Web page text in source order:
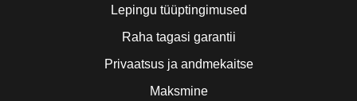
Lepingu tüüptingimused
Raha tagasi garantii
Privaatsus ja andmekaitse
Maksmine